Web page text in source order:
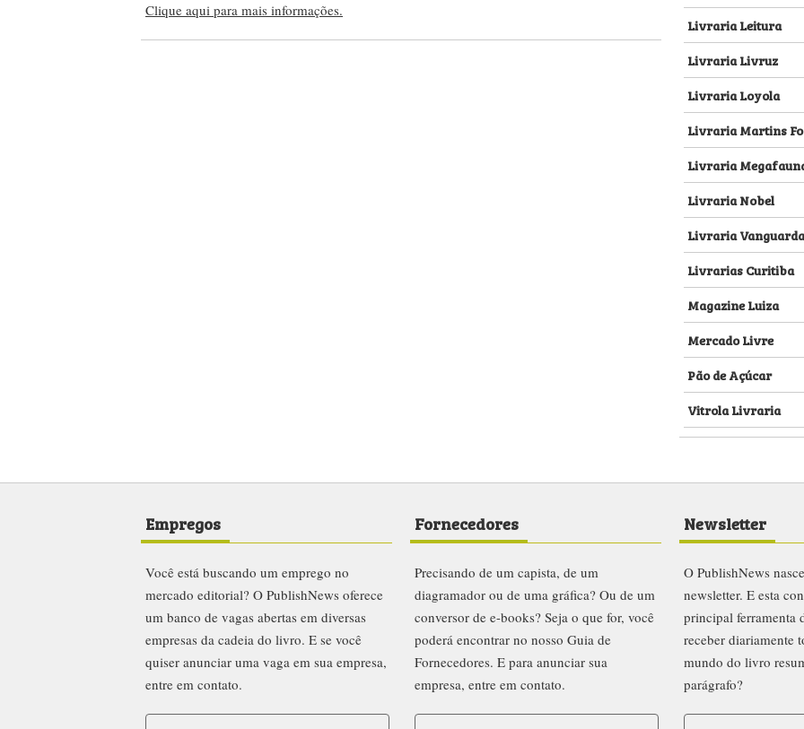
Clique aqui para mais informações.
Livraria Leitura
Livraria Livruz
Livraria Loyola
Livraria Martins
Livraria
Livraria Nobel
Livraria Vanguarda
Livrarias Curitiba
Magazine Luiza
Mercado Livre
Pão de Açúcar
Vitrola Livraria
Empregos
Você está buscando um emprego no
mercado editorial? O PublishNews oferece
um banco de vagas abertas em diversas
empresas da cadeia do livro. E se você
quiser anunciar uma vaga em sua empresa,
entre em contato.
Fornecedores
Precisando de um capista, de um
diagramador ou de uma gráfica? Ou de um
conversor de e-books? Seja o que for, você
poderá encontrar no nosso Guia de
Fornecedores. E para anunciar sua
empresa, entre em contato.
Newsletter
O PublishNews
newsletter. E esta
principal ferramenta
receber diariamente
mundo do livro
parágrafo?